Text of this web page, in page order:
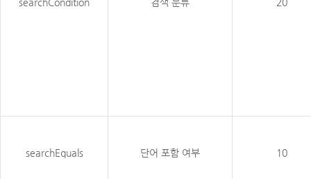
searchEquals 단어 포함 여부 10